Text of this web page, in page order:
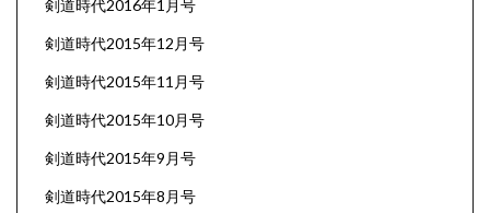
剣道時代2016年1月号
剣道時代2015年12月号
剣道時代2015年11月号
剣道時代2015年10月号
剣道時代2015年9月号
剣道時代2015年8月号